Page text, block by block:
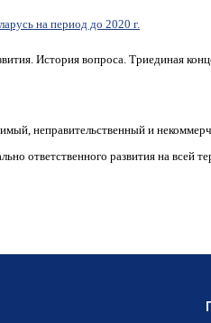
на период до 2020 г.
История вопроса. Триединая
неправительственный и
ответственного развития на всей